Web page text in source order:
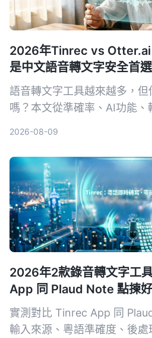
2026年Tinrec vs Otter.ai
是中文語音轉文字安全首
語音轉文字工具越來越多，
嗎？本文從準確率、AI功能、
選出最適合且可靠的工具。
2026-08-09
2026年2款錄音轉文字工
App 同 Plaud Note 點揀
實測對比 Tinrec App 同
輸入來源、粵語準確度、後處